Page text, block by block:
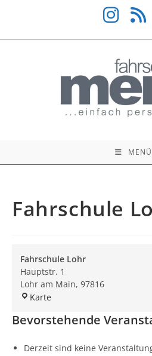
springen
MENÜ
Fahrschule
Fahrschule Lohr
Hauptstr. 1
Lohr am Main, 97816
Karte
Bevorstehende
Derzeit sind keine